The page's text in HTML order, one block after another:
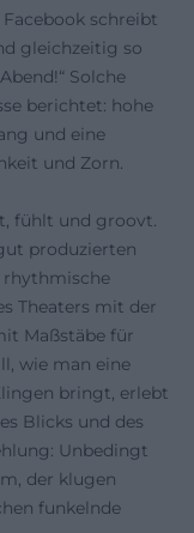
schreibt
gleichzeitig so
Solche
berichtet: hohe
und eine
und Zorn.
fühlt und groovt.
produzierten
rhythmische
Theaters mit der
Maßstäbe für
wie man eine
bringt, erlebt
Blicks und des
Unbedingt
der klugen
funkelnde